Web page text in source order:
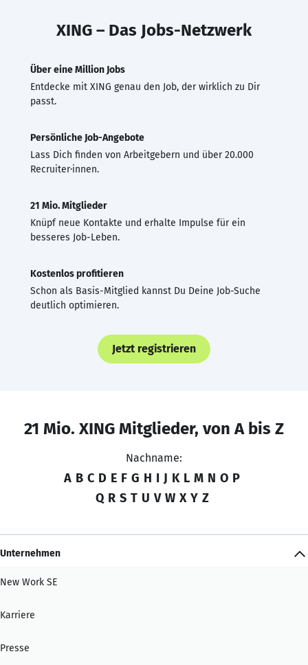
XING – Das Jobs-Netzwerk
Über eine Million Jobs
Entdecke mit XING genau den Job, der wirklich zu Dir
passt.
Persönliche Job-Angebote
Lass Dich finden von Arbeitgebern und über 20.000
Recruiter·innen.
21 Mio. Mitglieder
Knüpf neue Kontakte und erhalte Impulse für ein
besseres Job-Leben.
Kostenlos profitieren
Schon als Basis-Mitglied kannst Du Deine Job-Suche
deutlich optimieren.
Jetzt registrieren
21 Mio. XING Mitglieder, von A bis Z
Nachname:
A B C D E F G H I J K L M N O P
Q R S T U V W X Y Z
Unternehmen
New Work SE
Karriere
Presse